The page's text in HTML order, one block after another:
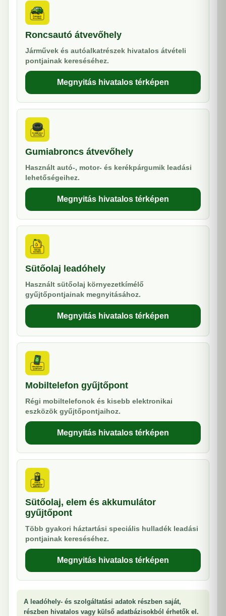
Roncsautó átvevőhely
Járművek és autóalkatrészek hivatalos átvételi
pontjainak kereséséhez.
Megnyitás hivatalos térképen
Gumiabroncs átvevőhely
Használt autó-, motor- és kerékpárgumik leadási
lehetőségeihez.
Megnyitás hivatalos térképen
Sütőolaj leadóhely
Használt sütőolaj környezetkímélő
gyűjtőpontjainak megnyitásához.
Megnyitás hivatalos térképen
Mobiltelefon gyűjtőpont
Régi mobiltelefonok és kisebb elektronikai
eszközök gyűjtőpontjaihoz.
Megnyitás hivatalos térképen
Sütőolaj, elem és akkumulátor
gyűjtőpont
Több gyakori háztartási speciális hulladék leadási
pontjainak kereséséhez.
Megnyitás hivatalos térképen
A leadóhely- és szolgáltatási adatok részben saját,
részben hivatalos vagy külső adatbázisokból érhetők el.